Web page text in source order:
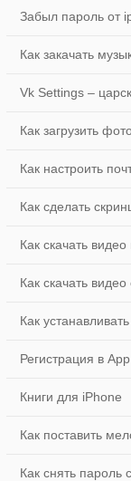
Забыл пароль от
Как закачать
Vk Settings –
Как загрузить
Как настроить
Как сделать
Как скачать
Как скачать
Как
Регистрация в
Книги для iPhone
Как поставить
Как снять пароль